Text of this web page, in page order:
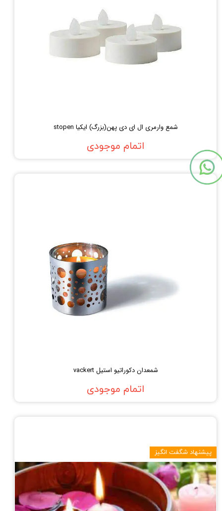
شمع وارمری ال ای دی پهن(بزرگ) ایکیا stopen
اتمام موجودی
شمعدان دکوراتیو استیل vackert
اتمام موجودی
پیشنهاد شگفت انگیز